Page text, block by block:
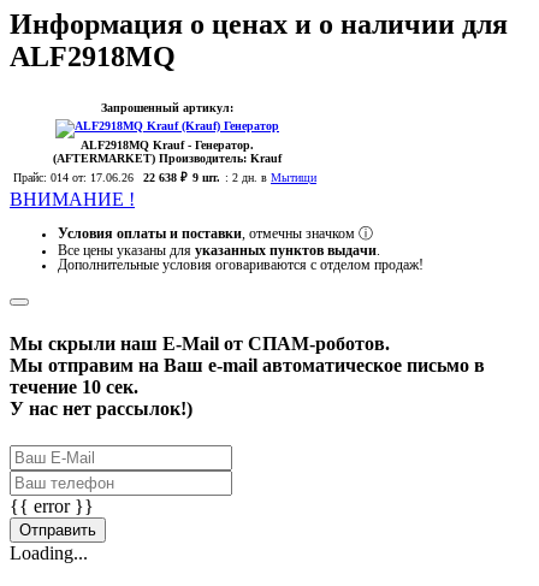
Информация о ценах и о наличии для
ALF2918MQ
Запрошенный артикул:
ALF2918MQ Krauf- Генератор.
(AFTERMARKET) Производитель: Krauf
Прайс: 014 от: 17.06.26 22 638 ₽ 9 шт. : 2 дн. в Мытищи
ВНИМАНИЕ !
Условия оплаты и поставки , отмечны значком ⓘ
Все цены указаны для указанных пунктов выдачи
Дополнительные условия оговариваются с отделом продаж!
Мы скрыли наш E-Mail от СПАМ-роботов.
Мы отправим на Ваш e-mail автоматическое письмо в
течение 10 сек.
У нас нет рассылок!)
{{ error }}
Отправить
Loading...